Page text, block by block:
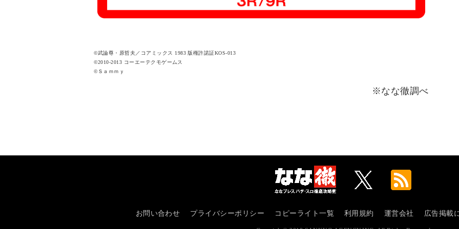
©武論尊・原哲夫／コアミックス 1983 版権許諾証KOS-013
©2010-2013 コーエーテクモゲームス
©Ｓａｍｍｙ
※なな徹調べ
お問い合わせ プライバシーポリシー コピーライト一覧 利用規約 運営会社 広告掲載